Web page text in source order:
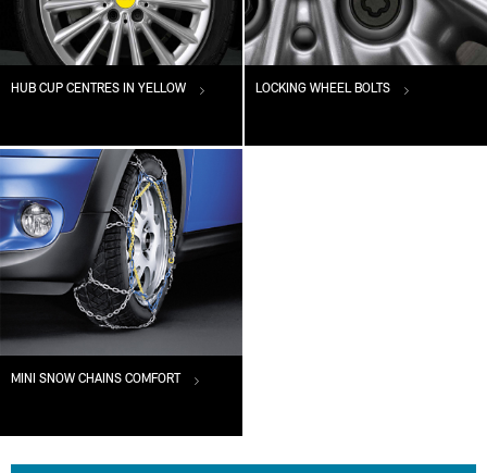
HUB CUP CENTRES IN YELLOW LOCKING WHEEL BOLTS
MINI SNOW CHAINS COMFORT